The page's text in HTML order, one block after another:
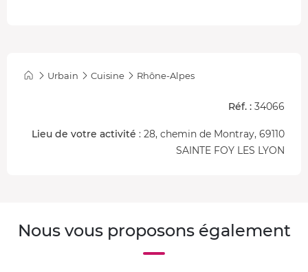
Urbain Cuisine Rhône-Alpes
Réf. : 34066
Lieu de votre activité : 28, chemin de Montray, 69110
SAINTE FOY LES LYON
Nous vous proposons également